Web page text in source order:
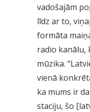
vadošajām
līdz ar to,
formāta
radio kanālu,
mūzika.
vienā
ka mums ir
staciju, šo